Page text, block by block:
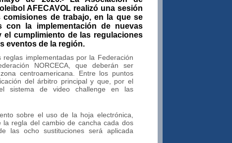
AFECAVOL realizó una sesión
de trabajo, en la que se
con la implementación de nuevas
el cumplimiento de las regulaciones
eventos de la región.
implementadas por la Federación
NORCECA, que deberán ser
centroamericana. Entre los puntos
del árbitro principal y que, por el
sistema de video challenge en las
sobre el uso de la hoja electrónica,
regla del cambio de cancha cada dos
las ocho sustituciones será aplicada